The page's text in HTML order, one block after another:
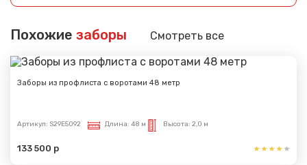
Похожие заборы Смотреть все
Заборы из профлиста с воротами 48 метр
Артикул: S29E5092 Длина: 48 м Высота: 2,0 м
133 500 р